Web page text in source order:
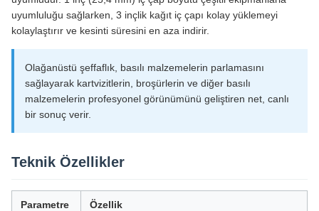
uyumluluğu sağlarken, 3 inçlik kağıt iç çapı kolay yüklemeyi
kolaylaştırır ve kesinti süresini en aza indirir.
Olağanüstü şeffaflık, basılı malzemelerin parlamasını
sağlayarak kartvizitlerin, broşürlerin ve diğer basılı
malzemelerin profesyonel görünümünü geliştiren net, canlı
bir sonuç verir.
Teknik Özellikler
Parametre Özellik